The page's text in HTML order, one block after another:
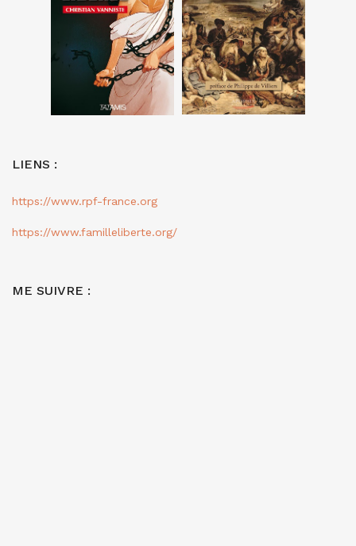
LIENS :
https://www.rpf-france.org
https://www.familleliberte.org/
ME SUIVRE :